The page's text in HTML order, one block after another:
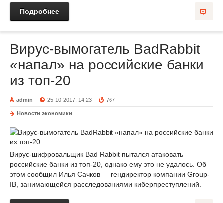
Подробнее
Вирус-вымогатель BadRabbit
«напал» на российские банки
из топ-20
admin 25-10-2017, 14:23 767
Новости экономики
Вирус-шифровальщик Bad Rabbit пытался атаковать
российские банки из топ-20, однако ему это не удалось. Об
этом сообщил Илья Сачков — гендиректор компании Group-
IB, занимающейся расследованиями киберпреступлений.